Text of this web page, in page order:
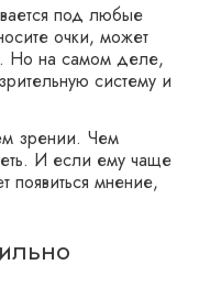
под любые
очки, может
Но на самом деле,
систему и
зрении. Чем
И если ему чаще
появиться мнение,